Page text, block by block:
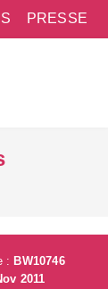
PRESSE
: BW10746
2011